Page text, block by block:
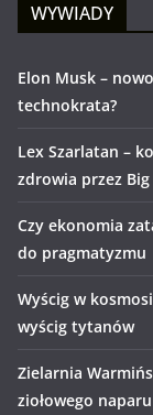
WYWIADY
Elon Musk –
technokrata?
Lex Szarlatan –
zdrowia przez Big
Czy ekonomia
do pragmatyzmu
Wyścig w
wyścig tytanów
Zielarnia
ziołowego naparu